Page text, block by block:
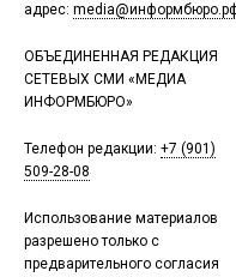
адрес:
ОБЪЕДИНЕННАЯ РЕДАКЦИЯ
СЕТЕВЫХ СМИ «МЕДИА
ИНФОРМБЮРО»
Телефон редакции: +7 (901)
509-28-08
Использование материалов
разрешено только с
предварительного согласия